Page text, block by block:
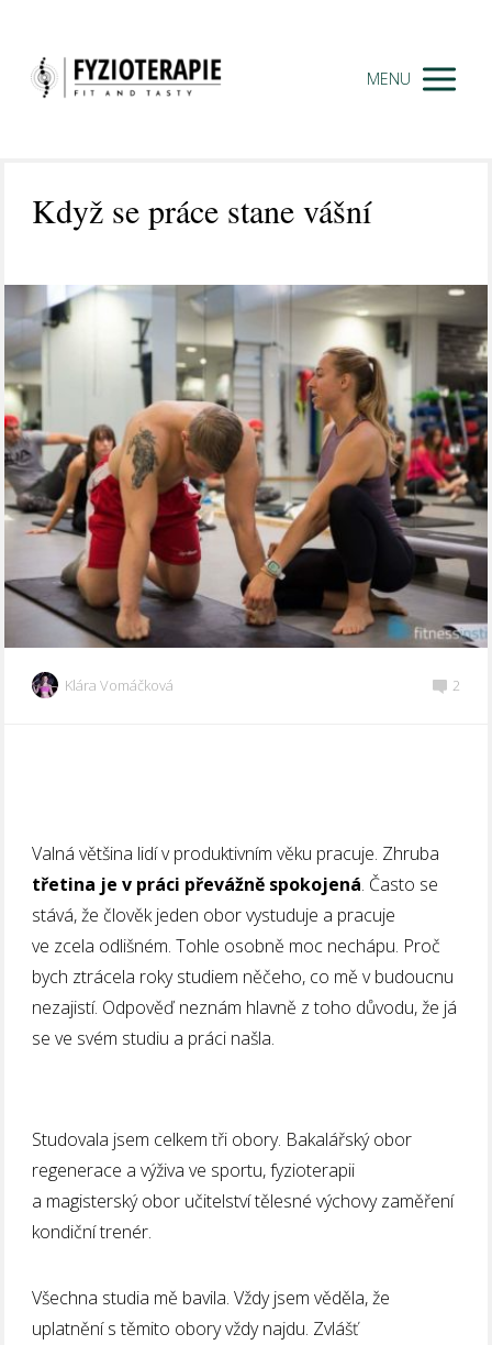
MENU
Když se práce stane vášní
Klára Vomáčková 2
Valná většina lidí v produktivním věku pracuje. Zhruba
třetina je v práci převážně spokojená. Často se
stává, že člověk jeden obor vystuduje a pracuje
ve zcela odlišném. Tohle osobně moc nechápu. Proč
bych ztrácela roky studiem něčeho, co mě v budoucnu
nezajistí. Odpověď neznám hlavně z toho důvodu, že já
se ve svém studiu a práci našla.
Studovala jsem celkem tři obory. Bakalářský obor
regenerace a výživa ve sportu, fyzioterapii
a magisterský obor učitelství tělesné výchovy zaměření
kondiční trenér.
Všechna studia mě bavila. Vždy jsem věděla, že
uplatnění s těmito obory vždy najdu. Zvlášť